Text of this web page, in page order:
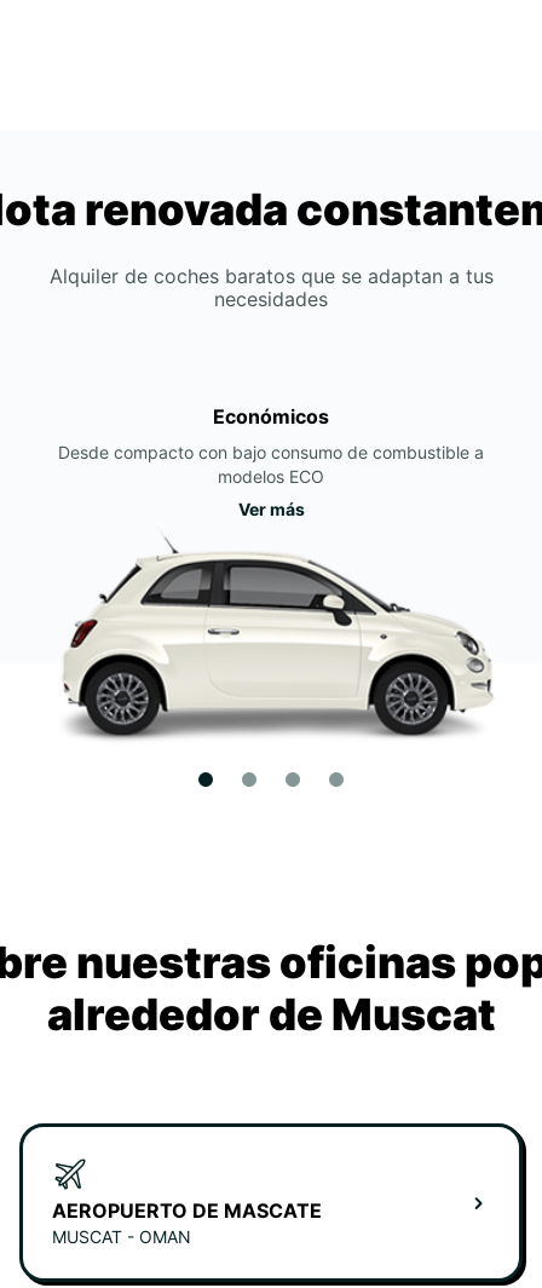
renovada
Alquiler de coches baratos que se adaptan a tus
necesidades
Económicos
Desde compacto con bajo consumo de combustible a
modelos ECO
Ver más
nuestras oficinas
alrededor de Muscat
AEROPUERTO DE MASCATE
MUSCAT - OMAN